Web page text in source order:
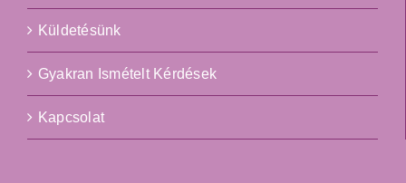
Küldetésünk
Gyakran Ismételt Kérdések
Kapcsolat